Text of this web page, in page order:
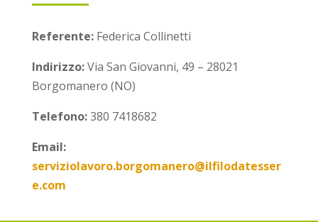
Referente:Federica Collinetti
Indirizzo:Via San Giovanni, 49 – 28021
Borgomanero (NO)
Telefono:380 7418682
Email:
serviziolavoro.borgomanero@ilfilodatesser
e.com